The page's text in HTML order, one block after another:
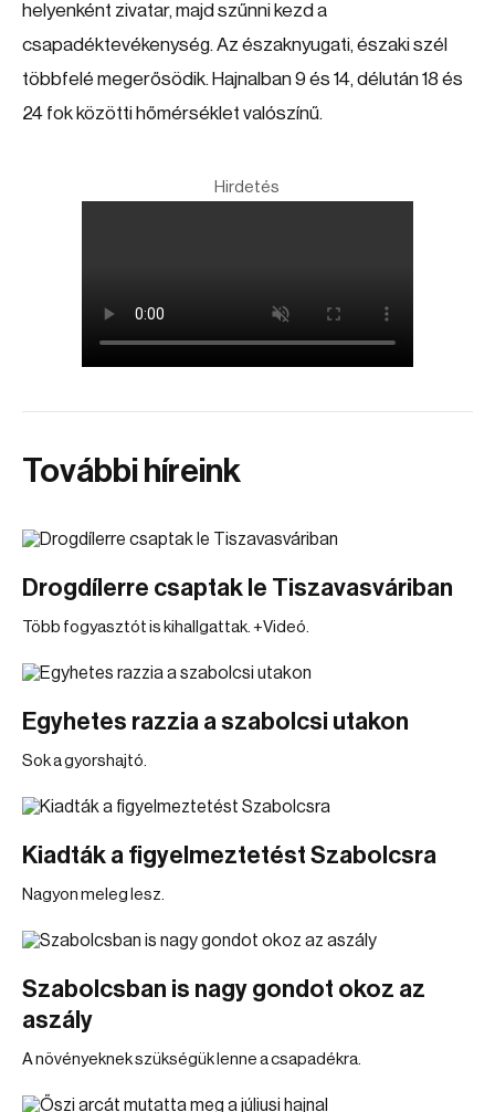
helyenként zivatar, majd szűnni kezd a
csapadéktevékenység. Az északnyugati, északi szél
többfelé megerősödik. Hajnalban 9 és 14, délután 18 és
24 fok közötti hőmérséklet valószínű.
Hirdetés
További híreink
Drogdílerre csaptak le Tiszavasváriban
Több fogyasztót is kihallgattak. +Videó.
Egyhetes razzia a szabolcsi utakon
Sok a gyorshajtó.
Kiadták a figyelmeztetést Szabolcsra
Nagyon meleg lesz.
Szabolcsban is nagy gondot okoz az
aszály
A növényeknek szükségük lenne a csapadékra.